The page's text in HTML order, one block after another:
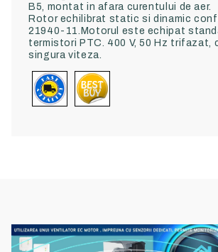
B5, montat in afara curentului de aer.
Rotorechilibrat static si dinamic
21940-11. Motorul este echipat
termistori PTC. 400 V, 50 Hz trifazat,
singura viteza.